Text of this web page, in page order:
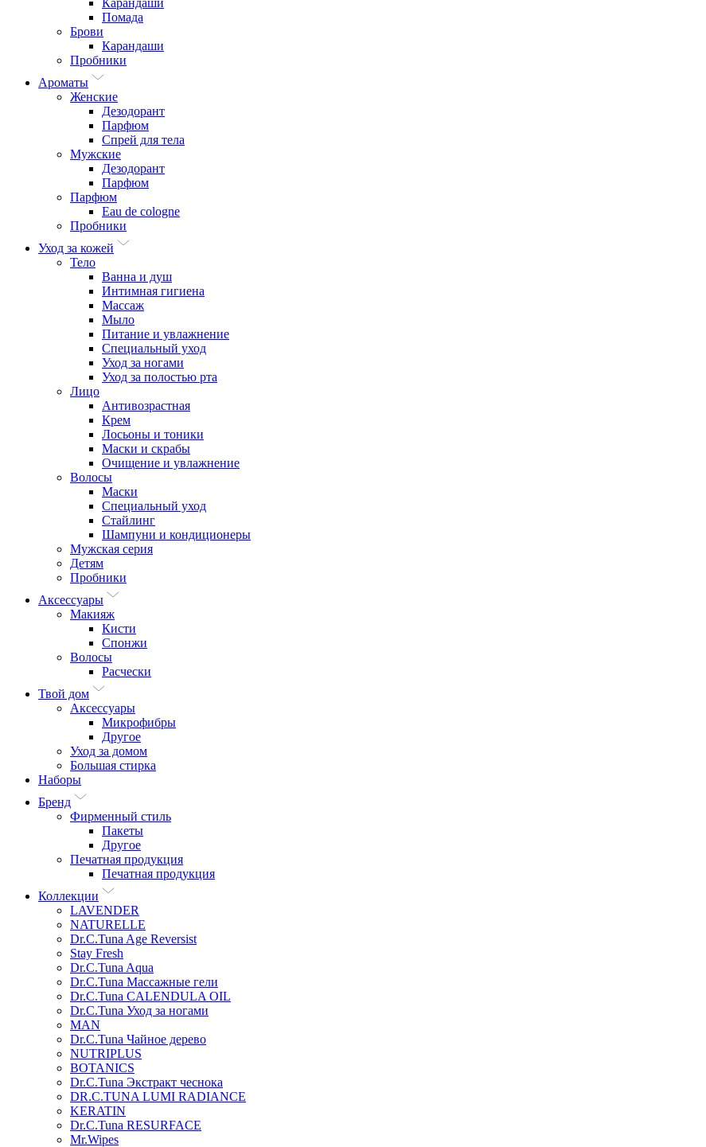
Карандаши
Помада
Брови
Карандаши
Пробники
Ароматы
Женские
Дезодорант
Парфюм
Спрей для тела
Мужские
Дезодорант
Парфюм
Парфюм
Eau de cologne
Пробники
Уход за кожей
Тело
Ванна и душ
Интимная гигиена
Массаж
Мыло
Питание и увлажнение
Специальный уход
Уход за ногами
Уход за полостью рта
Лицо
Антивозрастная
Крем
Лосьоны и тоники
Маски и скрабы
Очищение и увлажнение
Волосы
Маски
Специальный уход
Стайлинг
Шампуни и кондиционеры
Мужская серия
Детям
Пробники
Аксессуары
Макияж
Кисти
Спонжи
Волосы
Расчески
Твой дом
Аксессуары
Микрофибры
Другое
Уход за домом
Большая стирка
Наборы
Бренд
Фирменный стиль
Пакеты
Другое
Печатная продукция
Печатная продукция
Коллекции
LAVENDER
NATURELLE
Dr.C.Tuna Age Reversist
Stay Fresh
Dr.C.Tuna Aqua
Dr.C.Tuna Массажные гели
Dr.C.Tuna CALENDULA OIL
Dr.C.Tuna Уход за ногами
MAN
Dr.C.Tuna Чайное дерево
NUTRIPLUS
BOTANICS
Dr.C.Tuna Экстракт чеснока
DR.C.TUNA LUMI RADIANCE
KERATIN
Dr.C.Tuna RESURFACE
Mr.Wipes